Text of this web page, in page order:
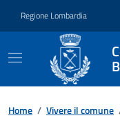
Regione Lombardia
Home / Vivere il comune